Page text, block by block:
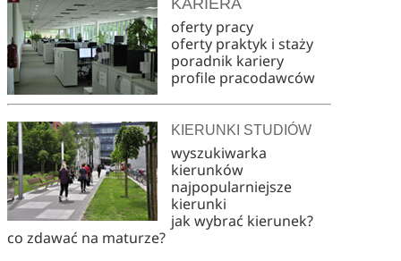
KARIERA
oferty pracy
oferty praktyk i staży
poradnik kariery
profile pracodawców
KIERUNKI STUDIÓW
wyszukiwarka
kierunków
najpopularniejsze
kierunki
jak wybrać kierunek?
co zdawać na maturze?